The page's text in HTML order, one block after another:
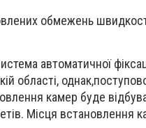
обмежень
автоматичної
області,
камер буде
Місця встановлення